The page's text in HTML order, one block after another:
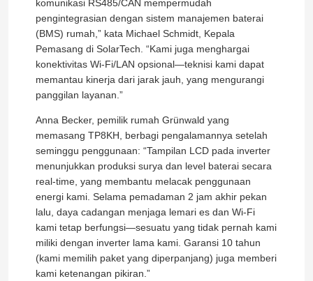
Tentang kami
Tur Pabrik
Kontrol Kualitas
Hubungi Kami
Berita
Minta Kutipan
Penggerak Frekuensi Variabel VFD
komunikasi RS485/CAN mempermudah
pengintegrasian dengan sistem manajemen baterai
(BMS) rumah,” kata Michael Schmidt, Kepala
Pemasang di SolarTech. “Kami juga menghargai
konektivitas Wi-Fi/LAN opsional—teknisi kami dapat
memantau kinerja dari jarak jauh, yang mengurangi
panggilan layanan.”
Anna Becker, pemilik rumah Grünwald yang
memasang TP8KH, berbagi pengalamannya setelah
seminggu penggunaan: “Tampilan LCD pada inverter
menunjukkan produksi surya dan level baterai secara
real-time, yang membantu melacak penggunaan
energi kami. Selama pemadaman 2 jam akhir pekan
lalu, daya cadangan menjaga lemari es dan Wi-Fi
kami tetap berfungsi—sesuatu yang tidak pernah kami
miliki dengan inverter lama kami. Garansi 10 tahun
(kami memilih paket yang diperpanjang) juga memberi
kami ketenangan pikiran.”